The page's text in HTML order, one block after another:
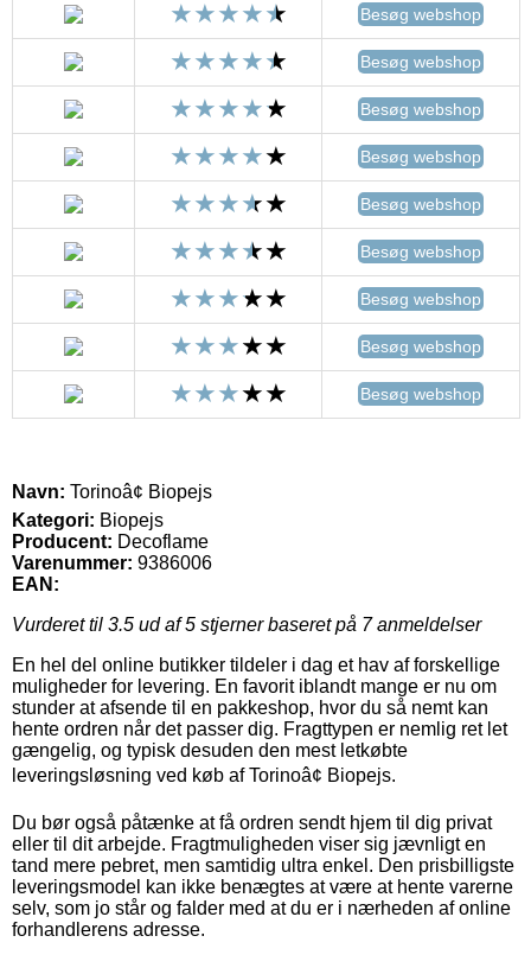
Besøg webshop
Besøg webshop
Besøg webshop
Besøg webshop
Besøg webshop
Besøg webshop
Besøg webshop
Besøg webshop
Besøg webshop
Navn: Torinoâ¢ Biopejs
Kategori: Biopejs
Producent: Decoflame
Varenummer: 9386006
EAN:
Vurderet til 3.5 ud af 5 stjerner baseret på 7anmeldelser
En hel del online butikker tildeler i dag et hav af forskellige
muligheder for levering. En favorit iblandt mange er nu om
stunder at afsende til en pakkeshop, hvor du så nemt kan
hente ordren når det passer dig. Fragttypen er nemlig ret let
gængelig, og typisk desuden den mest letkøbte
leveringsløsning ved køb af Torinoâ¢ Biopejs.
Du bør også påtænke at få ordren sendt hjem til dig privat
eller til dit arbejde. Fragtmuligheden viser sig jævnligt en
tand mere pebret, men samtidig ultra enkel. Den prisbilligste
leveringsmodel kan ikke benægtes at være at hente varerne
selv, som jo står og falder med at du er i nærheden af online
forhandlerens adresse.